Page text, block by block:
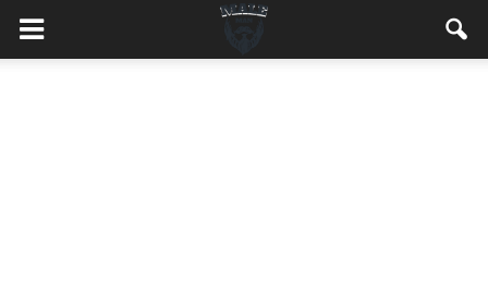
MaleMEN.pl